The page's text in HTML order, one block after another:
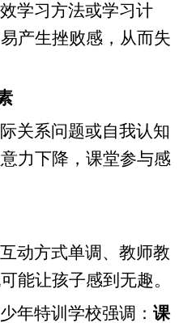
学习方法或学习计
产生挫败感，从而失
关系问题或自我认知
力下降，课堂参与感
动方式单调、教师教
能让孩子感到无趣。
年特训学校强调：课